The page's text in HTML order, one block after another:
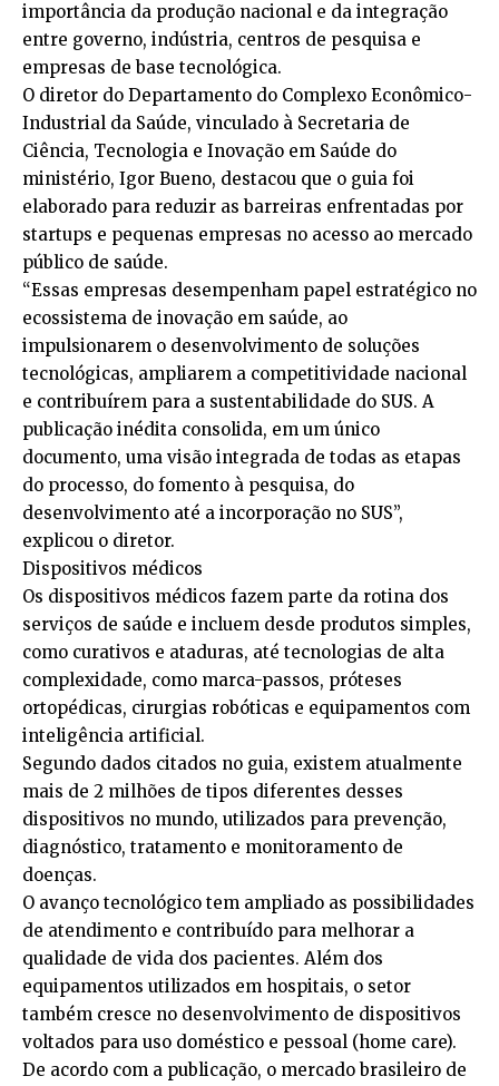
importância da produção nacional e da integração
entre governo, indústria, centros de pesquisa e
empresas de base tecnológica.
O diretor do Departamento do Complexo Econômico-
Industrial da Saúde, vinculado à Secretaria de
Ciência, Tecnologia e Inovação em Saúde do
ministério, Igor Bueno, destacou que o guia foi
elaborado para reduzir as barreiras enfrentadas por
startups e pequenas empresas no acesso ao mercado
público de saúde.
“Essas empresas desempenham papel estratégico no
ecossistema de inovação em saúde, ao
impulsionarem o desenvolvimento de soluções
tecnológicas, ampliarem a competitividade nacional
e contribuírem para a sustentabilidade do SUS. A
publicação inédita consolida, em um único
documento, uma visão integrada de todas as etapas
do processo, do fomento à pesquisa, do
desenvolvimento até a incorporação no SUS”,
explicou o diretor.
Dispositivos médicos
Os dispositivos médicos fazem parte da rotina dos
serviços de saúde e incluem desde produtos simples,
como curativos e ataduras, até tecnologias de alta
complexidade, como marca-passos, próteses
ortopédicas, cirurgias robóticas e equipamentos com
inteligência artificial.
Segundo dados citados no guia, existem atualmente
mais de 2 milhões de tipos diferentes desses
dispositivos no mundo, utilizados para prevenção,
diagnóstico, tratamento e monitoramento de
doenças.
O avanço tecnológico tem ampliado as possibilidades
de atendimento e contribuído para melhorar a
qualidade de vida dos pacientes. Além dos
equipamentos utilizados em hospitais, o setor
também cresce no desenvolvimento de dispositivos
voltados para uso doméstico e pessoal (home care).
De acordo com a publicação, o mercado brasileiro de